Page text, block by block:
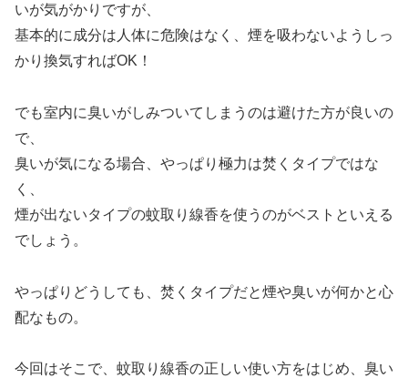
いが気がかりですが、
基本的に成分は人体に危険はなく、煙を吸わないようしっ
かり換気すればOK！
でも室内に臭いがしみついてしまうのは避けた方が良いの
で、
臭いが気になる場合、やっぱり極力は焚くタイプではな
く、
煙が出ないタイプの蚊取り線香を使うのがベストといえる
でしょう。
やっぱりどうしても、焚くタイプだと煙や臭いが何かと心
配なもの。
今回はそこで、蚊取り線香の正しい使い方をはじめ、臭い